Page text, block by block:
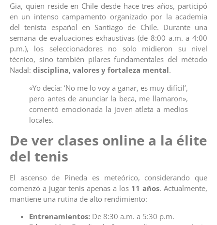
Gia, quien reside en Chile desde hace tres años, participó
en un intenso campamento organizado por la academia
del tenista español en Santiago de Chile. Durante una
semana de evaluaciones exhaustivas (de 8:00 a.m. a 4:00
p.m.), los seleccionadores no solo midieron su nivel
técnico, sino también pilares fundamentales del método
Nadal: disciplina, valores y fortaleza mental.
«Yo decía: ‘No me lo voy a ganar, es muy difícil’,
pero antes de anunciar la beca, me llamaron»,
comentó emocionada la joven atleta a medios
locales.
De ver clases online a la élite
del tenis
El ascenso de Pineda es meteórico, considerando que
comenzó a jugar tenis apenas a los 11 años. Actualmente,
mantiene una rutina de alto rendimiento:
Entrenamientos: De 8:30 a.m. a 5:30 p.m.